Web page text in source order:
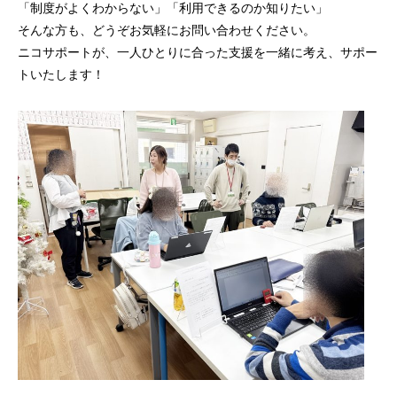
「制度がよくわからない」「利用できるのか知りたい」
そんな方も、どうぞお気軽にお問い合わせください。
ニコサポートが、一人ひとりに合った支援を一緒に考え、サポー
トいたします！